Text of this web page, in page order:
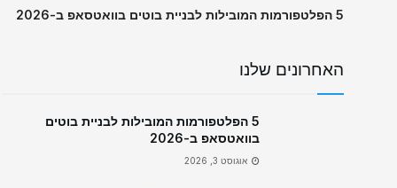
5 הפלטפורמות המובילות לבניית בוטים בוואטסאפ ב-2026
האחרונים שלנו
5 הפלטפורמות המובילות לבניית בוטים
בוואטסאפ ב-2026
אוגוסט 3, 2026